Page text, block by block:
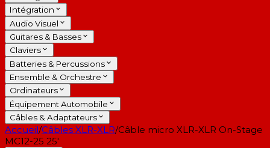
Intégration
Audio Visuel
Guitares & Basses
Claviers
Batteries & Percussions
Ensemble & Orchestre
Ordinateurs
Équipement Automobile
Câbles & Adaptateurs
Accueil/Câbles XLR-XLR/Câble micro XLR-XLR On-Stage
MC12-25 25'